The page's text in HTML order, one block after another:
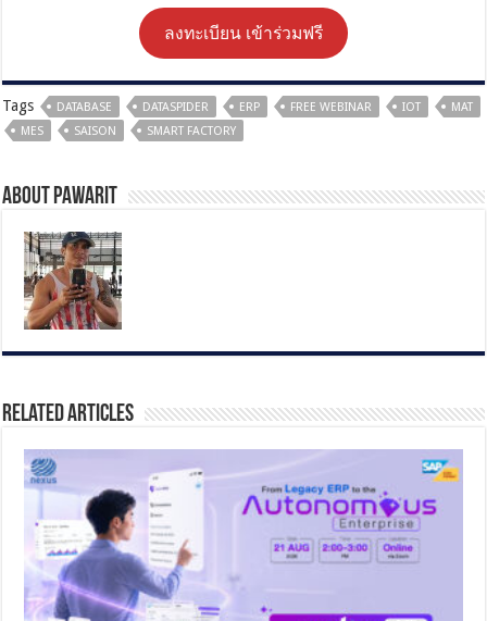
ลงทะเบียน เข้าร่วมฟรี
Tags DATABASE DATASPIDER ERP FREE WEBINAR IOT
MAT
MES
SAISON SMART FACTORY
About pawarit
Related Articles